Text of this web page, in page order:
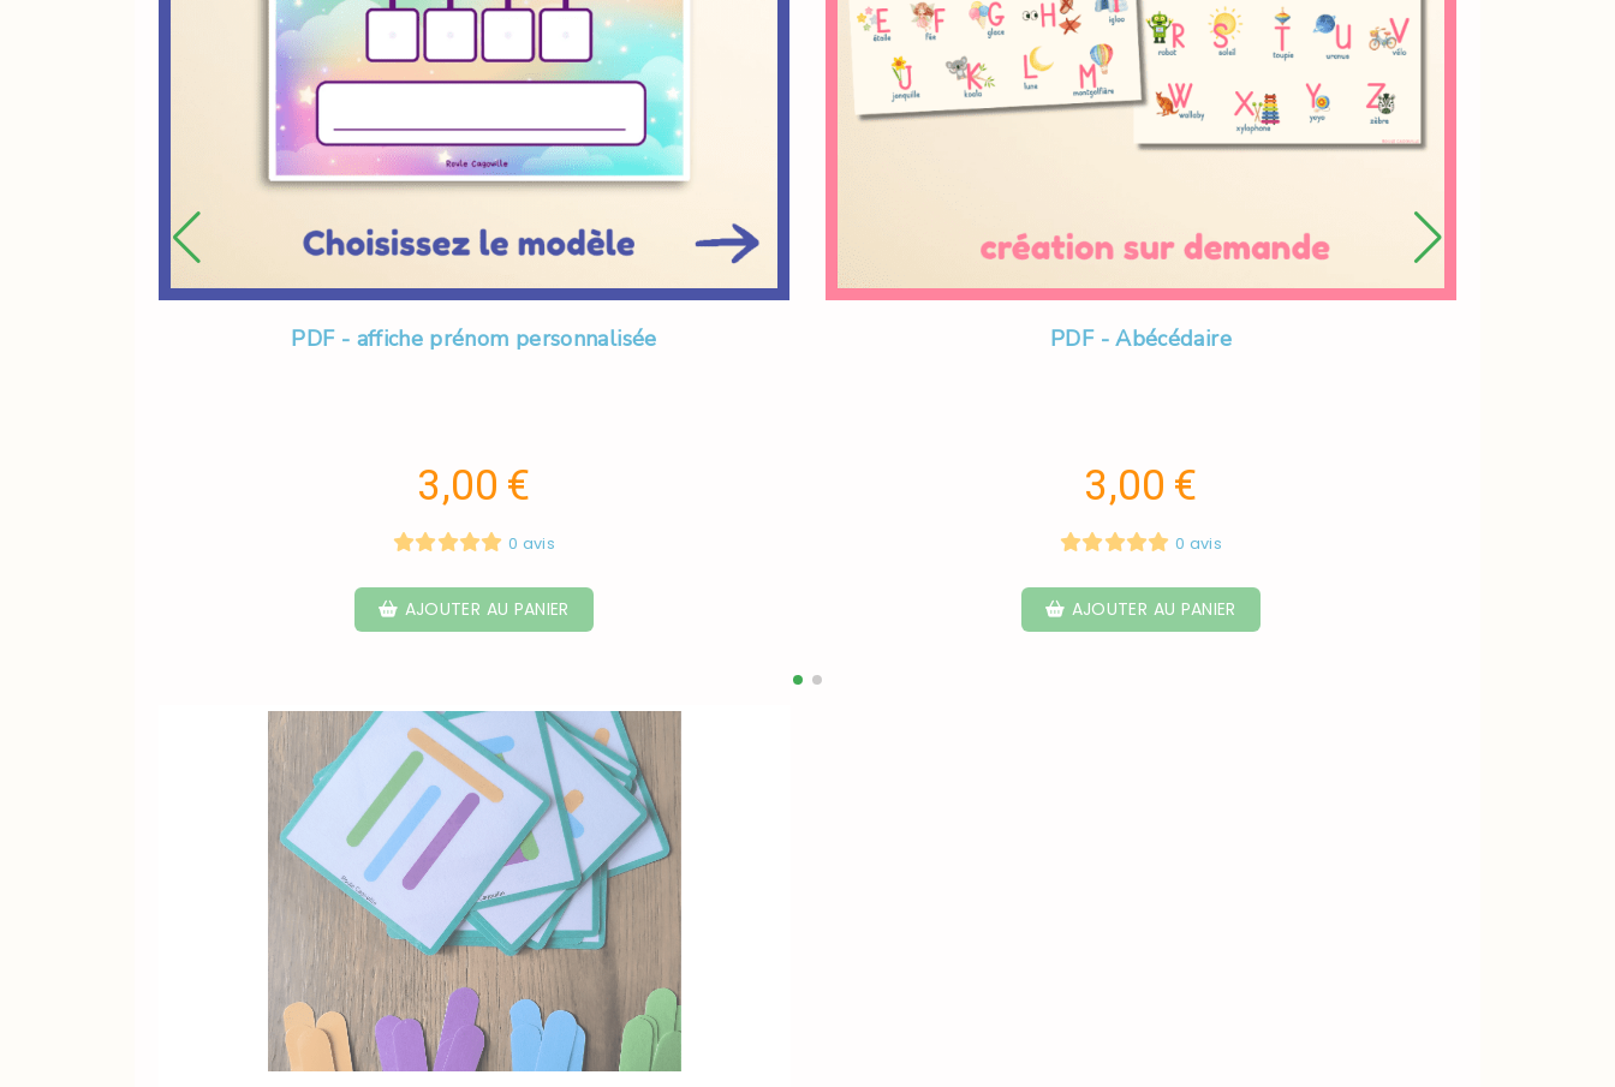
PDF - affiche prénom personnalisée
3,00 €
0 avis
AJOUTER AU PANIER
PDF - Abécédaire
3,00 €
0 avis
AJOUTER AU PANIER